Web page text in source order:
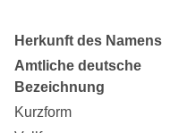
Herkunft des Namens
Amtliche deutsche
Bezeichnung
Kurzform